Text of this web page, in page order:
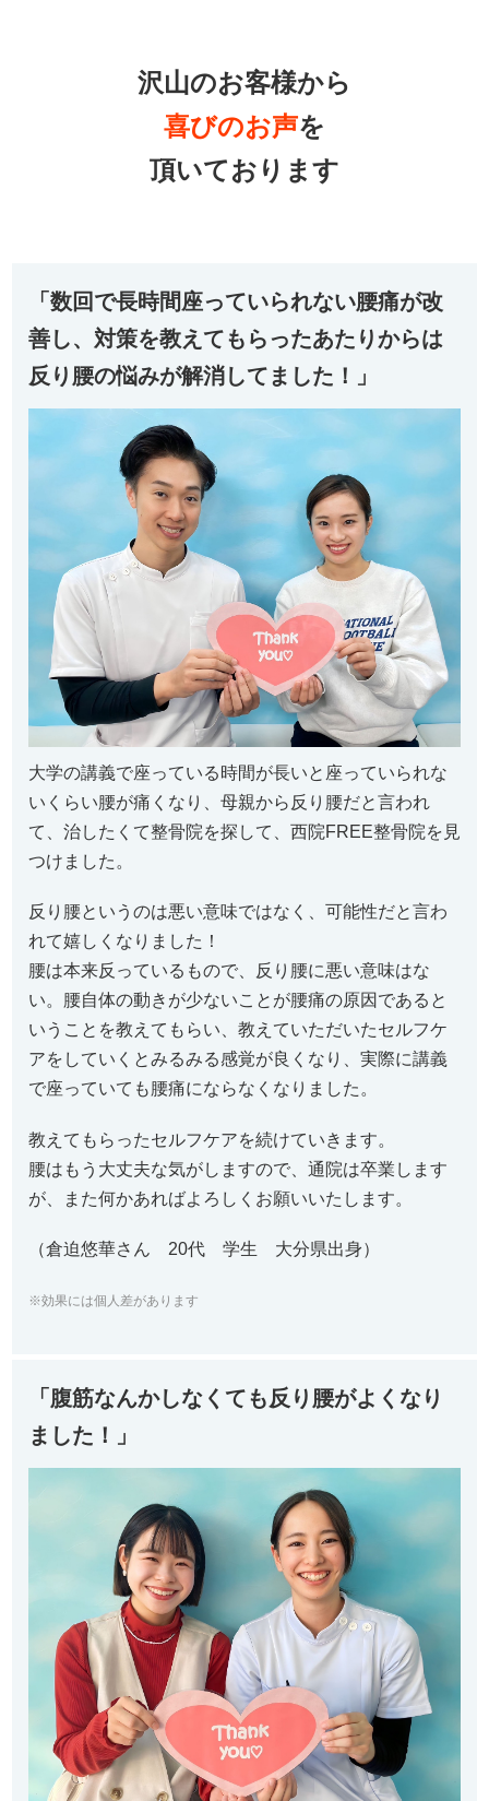
沢山のお客様から
喜びのお声を
頂いております
「数回で長時間座っていられない腰痛が改
善し、対策を教えてもらったあたりからは
反り腰の悩みが解消してました！」
大学の講義で座っている時間が長いと座っていられな
いくらい腰が痛くなり、母親から反り腰だと言われ
て、治したくて整骨院を探して、西院FREE整骨院を見
つけました。
反り腰というのは悪い意味ではなく、可能性だと言わ
れて嬉しくなりました！
腰は本来反っているもので、反り腰に悪い意味はな
い。腰自体の動きが少ないことが腰痛の原因であると
いうことを教えてもらい、教えていただいたセルフケ
アをしていくとみるみる感覚が良くなり、実際に講義
で座っていても腰痛にならなくなりました。
教えてもらったセルフケアを続けていきます。
腰はもう大丈夫な気がしますので、通院は卒業します
が、また何かあればよろしくお願いいたします。
（倉迫悠華さん 20代 学生 大分県出身）
※効果には個人差があります
「腹筋なんかしなくても反り腰がよくなり
ました！」